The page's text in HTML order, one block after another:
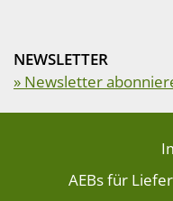
NEWSLETTER
» Newsletter
AEBs für